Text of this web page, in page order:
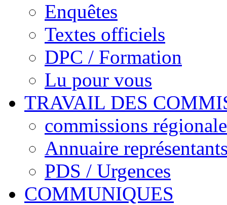
Enquêtes
Textes officiels
DPC / Formation
Lu pour vous
TRAVAIL DES
commissions
Annuaire
PDS / Urgences
COMMUNIQUES